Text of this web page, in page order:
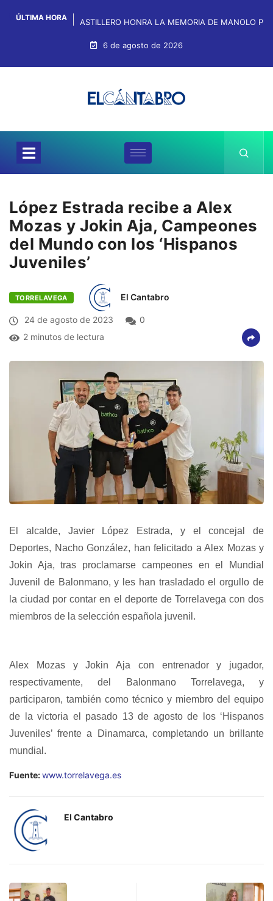
ÚLTIMA HORA ASTILLERO HONRA LA MEMORIA DE MANOLO
6 de agosto de 2026
López Estrada recibe a Alex
Mozas y Jokin Aja, Campeones
del Mundo con los ‘Hispanos
Juveniles’
TORRELAVEGA El Cantabro
24 de agosto de 2023
0
2 minutos de lectura
El alcalde, Javier López Estrada, y el concejal de
Deportes, Nacho González, han felicitado a Alex Mozas y
Jokin Aja, tras proclamarse campeones en el Mundial
Juvenil de Balonmano, y les han trasladado el orgullo de
la ciudad por contar en el deporte de Torrelavega con dos
miembros de la selección española juvenil.
Alex Mozas y Jokin Aja con entrenador y jugador,
respectivamente, del Balonmano Torrelavega, y
participaron, también como técnico y miembro del equipo
de la victoria el pasado 13 de agosto de los ‘Hispanos
Juveniles’ frente a Dinamarca, completando un brillante
mundial.
Fuente:www.torrelavega.es
El Cantabro